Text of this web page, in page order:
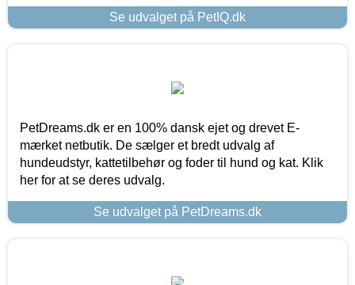
Se udvalget på PetIQ.dk
PetDreams.dk er en 100% dansk ejet og drevet E-
mærket netbutik. De sælger et bredt udvalg af
hundeudstyr, kattetilbehør og foder til hund og kat. Klik
her for at se deres udvalg.
Se udvalget på PetDreams.dk